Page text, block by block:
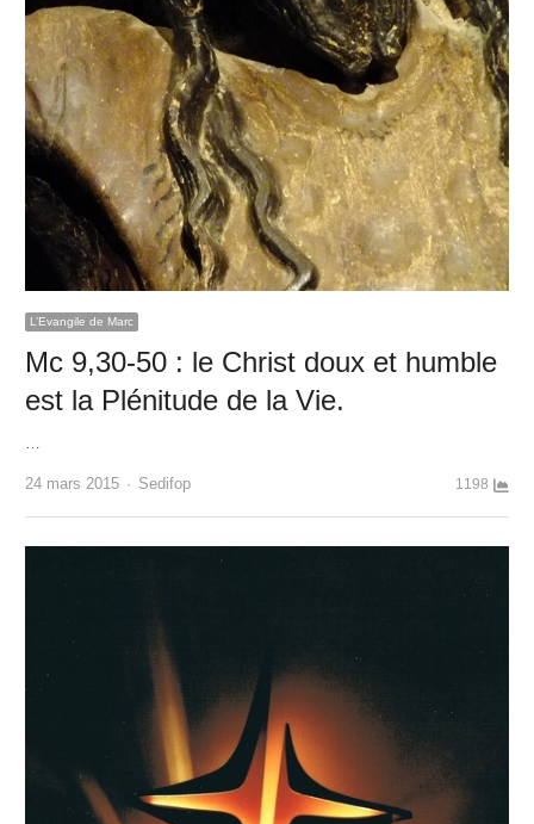
L’Evangile de Marc
Mc 9,30-50 : le Christ doux et humble
est la Plénitude de la Vie.
…
24 mars 2015 Author
Sedifop 1198